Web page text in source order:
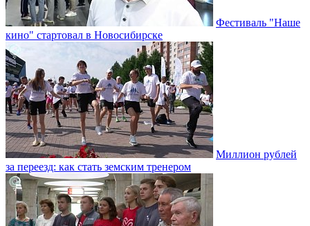
Фестиваль "Наше
кино" стартовал в Новосибирске
Миллион рублей
за переезд: как стать земским тренером